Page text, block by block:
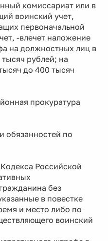
комиссариат или в
воинский учет,
первоначальной
-влечет наложение
на должностных лиц в
рублей; на
до 400 тысяч
прокуратура
обязанностей по
Российской
без
в повестке
и место либо по
воинский